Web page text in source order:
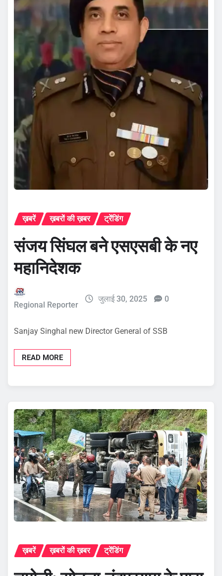
ख़बरें ख़बरों की ख़बर ट्रेंडिंग
संजय सिंघल बने एसएसबी के नए
महानिदेशक
Regional Reporter
जुलाई 30, 2025 0
Sanjay Singhal new Director General of SSB
READ MORE
ख़बरें ख़बरों की ख़बर ट्रेंडिंग